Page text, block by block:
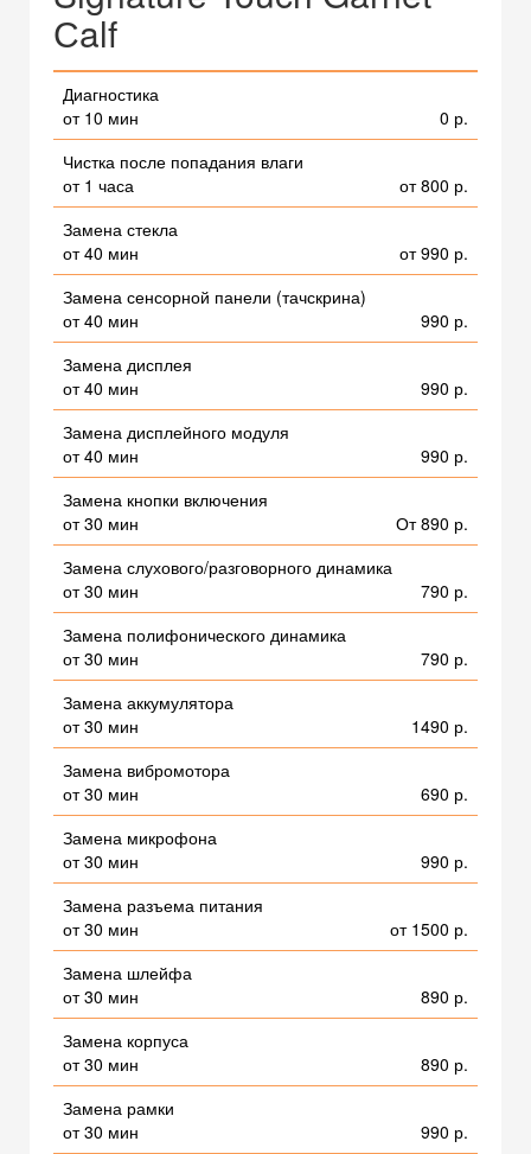
Сalf
Диагностика
от 10 мин
0 р.
Чистка после попадания влаги
от 1 часа
от 800 р.
Замена стекла
от 40 мин
от 990 р.
Замена сенсорной панели (тачскрина)
от 40 мин
990 р.
Замена дисплея
от 40 мин
990 р.
Замена дисплейного модуля
от 40 мин
990 р.
Замена кнопки включения
от 30 мин
От 890 р.
Замена слухового/разговорного динамика
от 30 мин
790 р.
Замена полифонического динамика
от 30 мин
790 р.
Замена аккумулятора
от 30 мин
1490 р.
Замена вибромотора
от 30 мин
690 р.
Замена микрофона
от 30 мин
990 р.
Замена разъема питания
от 30 мин
от 1500 р.
Замена шлейфа
от 30 мин
890 р.
Замена корпуса
от 30 мин
890 р.
Замена рамки
от 30 мин
990 р.